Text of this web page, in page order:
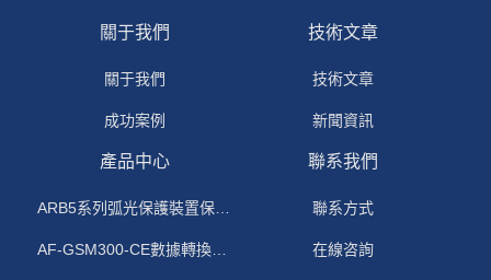
關于我們
關于我們
成功案例
技術文章
技術文章
新聞資訊
產品中心
ARB5系列弧光保護裝置保護功能原理
AF-GSM300-CE數據轉換模塊
聯系我們
聯系方式
在線咨詢